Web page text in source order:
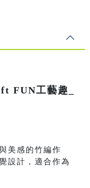
FUN工藝趣_
美感的竹編作
設計，適合作為